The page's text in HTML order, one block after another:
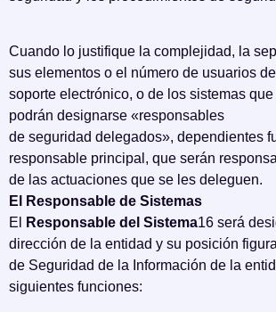
Cuando lo justifique la complejidad, la
sus elementos o el número de usuarios
soporte electrónico, o de los sistemas
podrán designarse «responsables
de seguridad delegados», dependientes
responsable principal, que serán
de las actuaciones que se les deleguen.
El Responsable de Sistemas
El
Responsable del Sistema16 será
dirección de la entidad y su posición
de Seguridad de la Información de la
siguientes funciones: